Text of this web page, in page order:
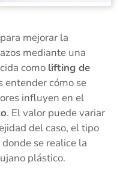
mejorar la
mediante una
como lifting de
entender cómo se
influyen en el
. El valor puede variar
del caso, el tipo
se realice la
plástico.